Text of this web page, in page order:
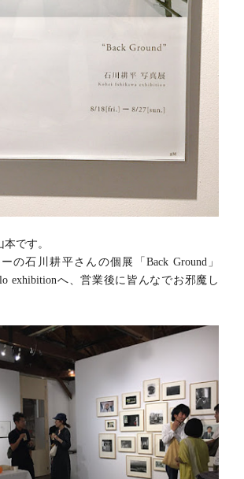
です。
の石川耕平さんの個展「Back Ground」
exhibitionへ、営業後に皆んなでお邪魔し